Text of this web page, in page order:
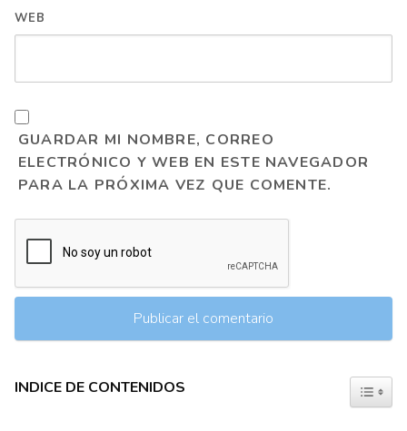
WEB
GUARDAR MI NOMBRE, CORREO
ELECTRÓNICO Y WEB EN ESTE NAVEGADOR
PARA LA PRÓXIMA VEZ QUE COMENTE.
INDICE DE CONTENIDOS